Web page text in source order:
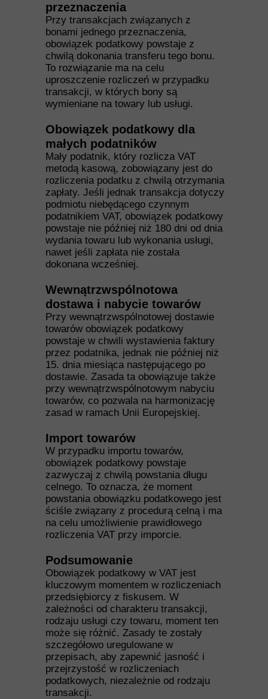
przeznaczenia
Przy transakcjach związanych z
bonami jednego przeznaczenia,
obowiązek podatkowy powstaje z
chwilą dokonania transferu tego bonu.
To rozwiązanie ma na celu
uproszczenie rozliczeń w przypadku
transakcji, w których bony są
wymieniane na towary lub usługi.
Obowiązek podatkowy dla
małych podatników
Mały podatnik, który rozlicza VAT
metodą kasową, zobowiązany jest do
rozliczenia podatku z chwilą otrzymania
zapłaty. Jeśli jednak transakcja dotyczy
podmiotu niebędącego czynnym
podatnikiem VAT, obowiązek podatkowy
powstaje nie później niż 180 dni od dnia
wydania towaru lub wykonania usługi,
nawet jeśli zapłata nie została
dokonana wcześniej.
Wewnątrzwspólnotowa
dostawa i nabycie towarów
Przy wewnątrzwspólnotowej dostawie
towarów obowiązek podatkowy
powstaje w chwili wystawienia faktury
przez podatnika, jednak nie później niż
15. dnia miesiąca następującego po
dostawie. Zasada ta obowiązuje także
przy wewnątrzwspólnotowym nabyciu
towarów, co pozwala na harmonizację
zasad w ramach Unii Europejskiej.
Import towarów
W przypadku importu towarów,
obowiązek podatkowy powstaje
zazwyczaj z chwilą powstania długu
celnego. To oznacza, że moment
powstania obowiązku podatkowego jest
ściśle związany z procedurą celną i ma
na celu umożliwienie prawidłowego
rozliczenia VAT przy imporcie.
Podsumowanie
Obowiązek podatkowy w VAT jest
kluczowym momentem w rozliczeniach
przedsiębiorcy z fiskusem. W
zależności od charakteru transakcji,
rodzaju usługi czy towaru, moment ten
może się różnić. Zasady te zostały
szczegółowo uregulowane w
przepisach, aby zapewnić jasność i
przejrzystość w rozliczeniach
podatkowych, niezależnie od rodzaju
transakcji.